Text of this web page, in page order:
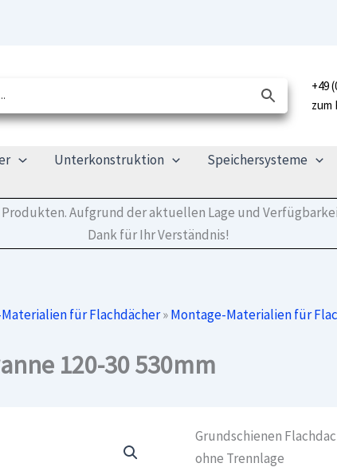
+49
zum
Unterkonstruktion Speichersysteme
Aufgrund der aktuellen Lage und
Dank für Ihr Verständnis!
für Flachdächer»Montage-Materialien für
120-30 530mm
Grundschienen
ohne Trennlage